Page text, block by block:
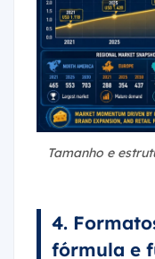
Tamanho e
4.
fórmula e